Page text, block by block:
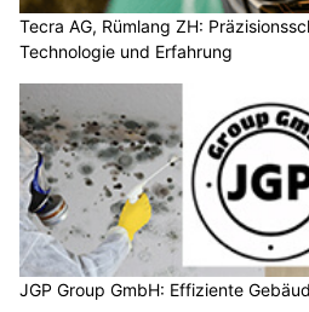
Tecra AG, Rümlang ZH:
Technologie und Erfahrung
JGP Group GmbH: Effiziente